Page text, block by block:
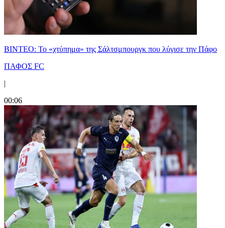
ΒΙΝΤΕΟ: Το «χτύπημα» της Σάλτσμπουργκ που λύγισε την Πάφο
ΠΑΦΟΣ FC
|
00:06